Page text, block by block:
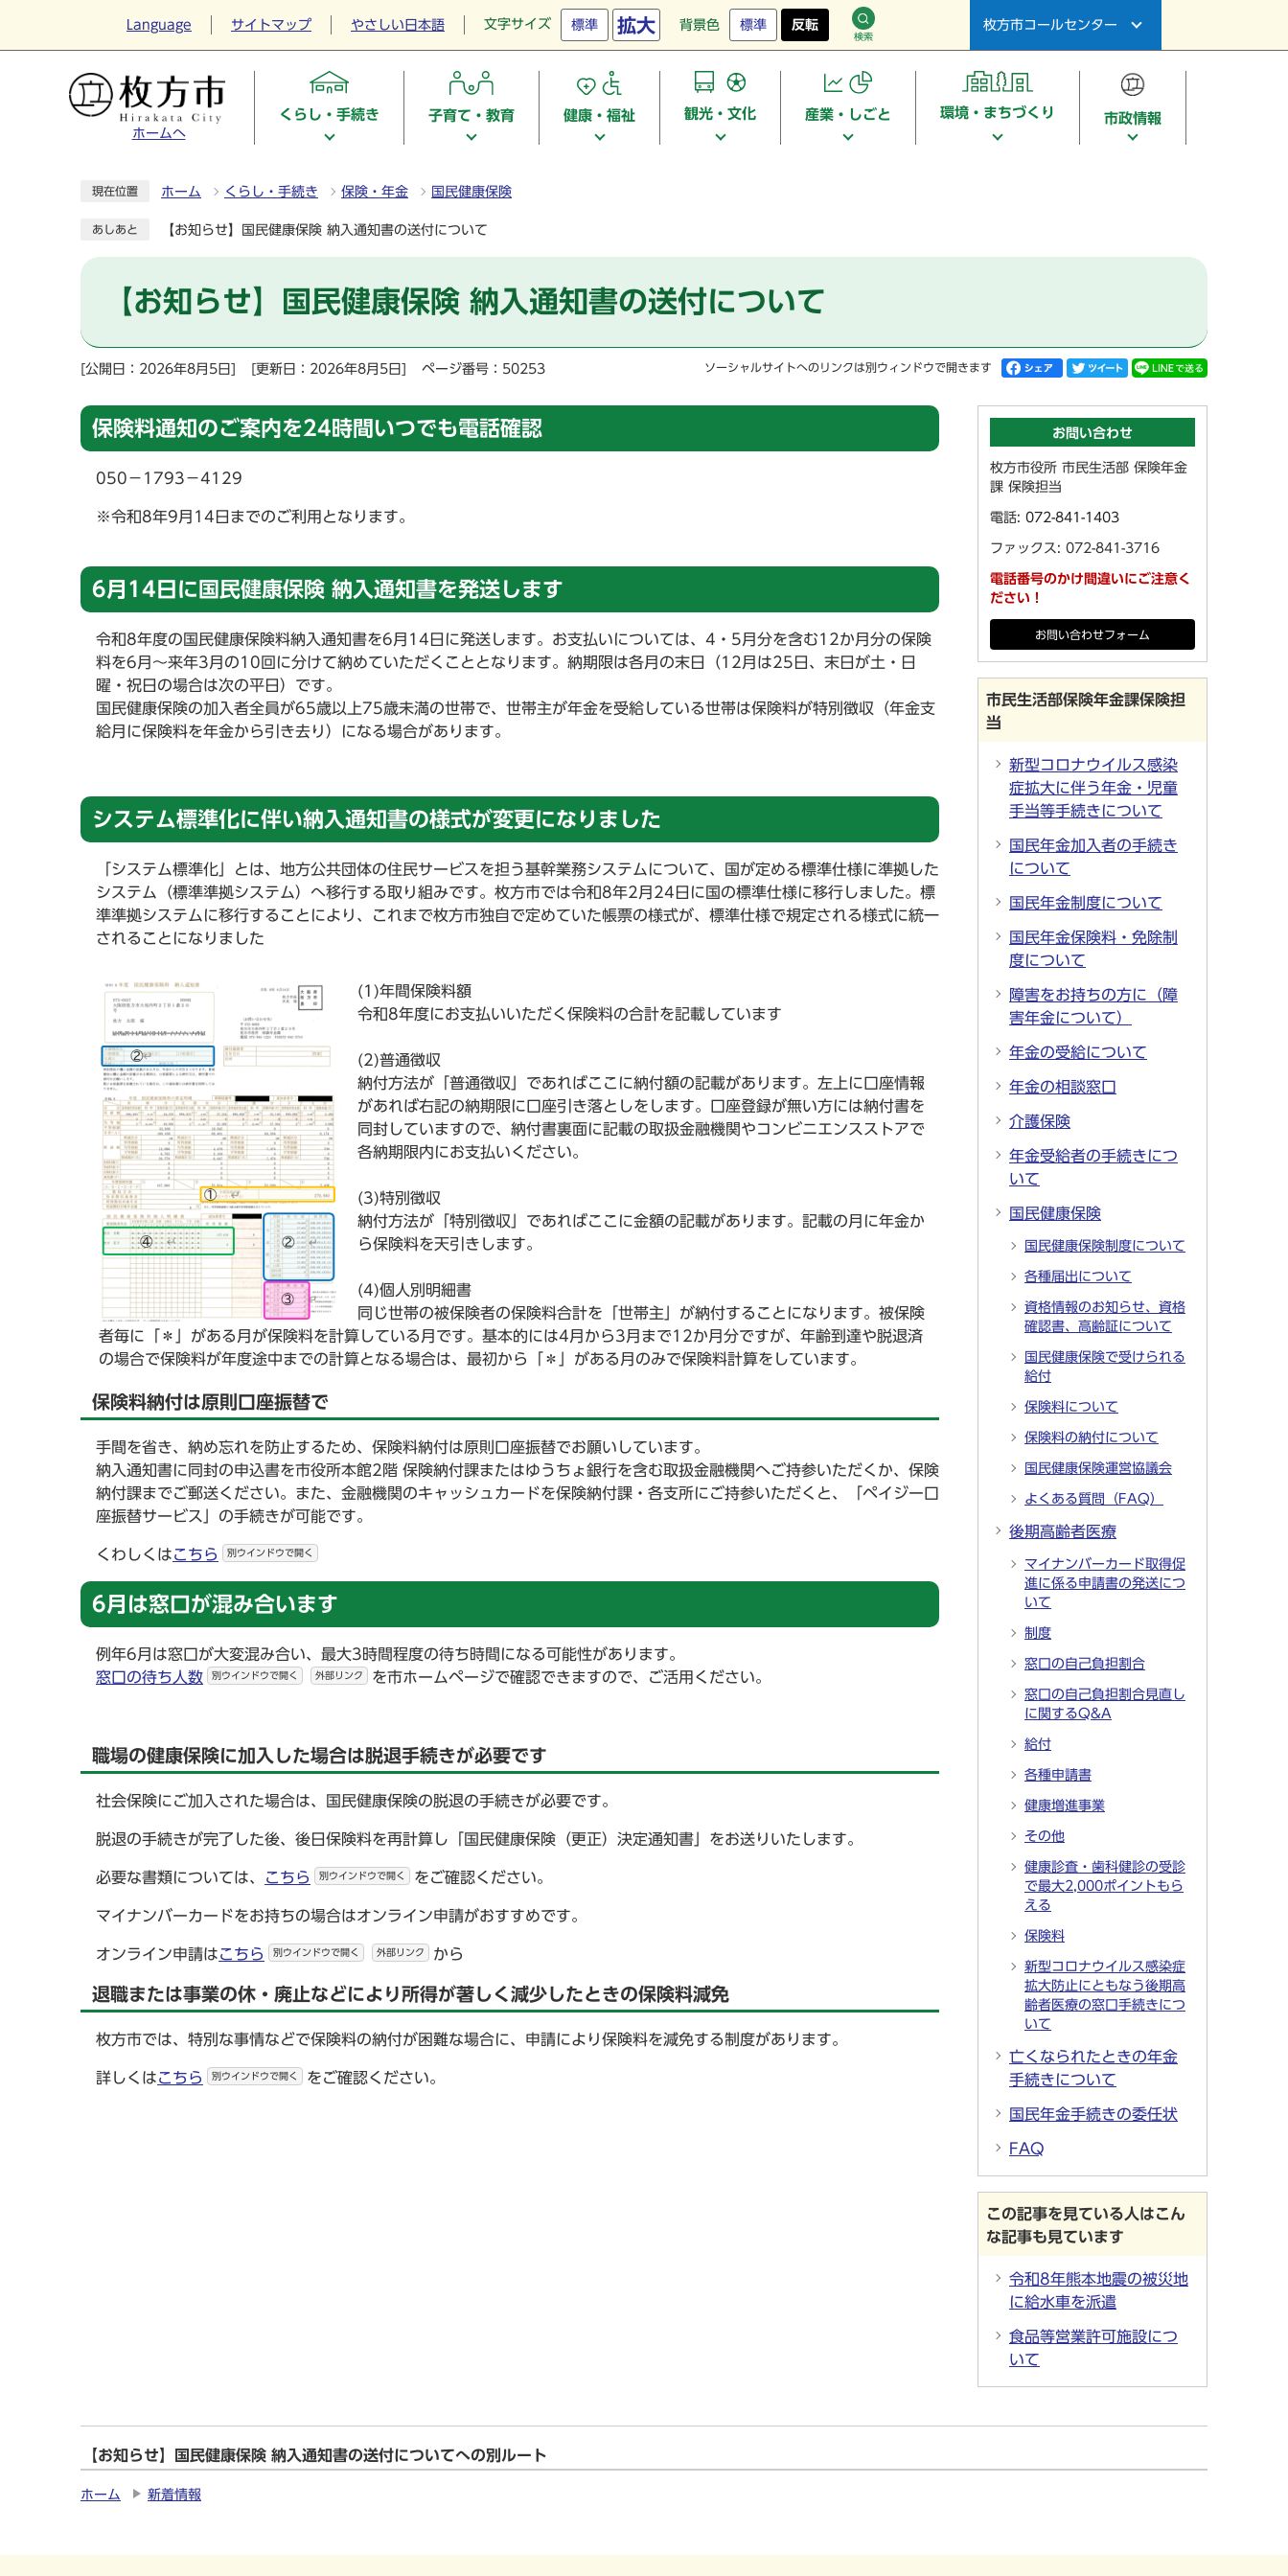
Language サイトマップ やさしい日本語 文字サイズ 標準 拡大 背景色 標準 反転
検索
枚方市コールセンター
ホームへ
くらし・手続き 子育て・教育 健康・福祉 観光・文化 産業・しごと 環境・まちづくり 市政情報
現在位置 ホーム くらし・手続き 保険・年金 国民健康保険
あしあと 【お知らせ】国民健康保険 納入通知書の送付について
【お知らせ】国民健康保険 納入通知書の送付について
[公開日：2026年8月5日] [更新日：2026年8月5日] ページ番号：50253 ソーシャルサイトへのリンクは別ウィンドウで開きます
保険料通知のご案内を24時間いつでも電話確認
050－1793－4129
※令和8年9月14日までのご利用となります。
6月14日に国民健康保険 納入通知書を発送します
令和8年度の国民健康保険料納入通知書を6月14日に発送します。お支払いについては、4・5月分を含む12か月分の保険
料を6月～来年3月の10回に分けて納めていただくこととなります。納期限は各月の末日（12月は25日、末日が土・日
曜・祝日の場合は次の平日）です。
国民健康保険の加入者全員が65歳以上75歳未満の世帯で、世帯主が年金を受給している世帯は保険料が特別徴収（年金支
給月に保険料を年金から引き去り）になる場合があります。
システム標準化に伴い納入通知書の様式が変更になりました
「システム標準化」とは、地方公共団体の住民サービスを担う基幹業務システムについて、国が定める標準仕様に準拠した
システム（標準準拠システム）へ移行する取り組みです。枚方市では令和8年2月24日に国の標準仕様に移行しました。標
準準拠システムに移行することにより、これまで枚方市独自で定めていた帳票の様式が、標準仕様で規定される様式に統一
されることになりました
(1)年間保険料額
令和8年度にお支払いいただく保険料の合計を記載しています
(2)普通徴収
納付方法が「普通徴収」であればここに納付額の記載があります。左上に口座情報
があれば右記の納期限に口座引き落としをします。口座登録が無い方には納付書を
同封していますので、納付書裏面に記載の取扱金融機関やコンビニエンスストアで
各納期限内にお支払いください。
(3)特別徴収
納付方法が「特別徴収」であればここに金額の記載があります。記載の月に年金か
ら保険料を天引きします。
(4)個人別明細書
同じ世帯の被保険者の保険料合計を「世帯主」が納付することになります。被保険
者毎に「＊」がある月が保険料を計算している月です。基本的には4月から3月まで12か月分ですが、年齢到達や脱退済
の場合で保険料が年度途中までの計算となる場合は、最初から「＊」がある月のみで保険料計算をしています。
保険料納付は原則口座振替で
手間を省き、納め忘れを防止するため、保険料納付は原則口座振替でお願いしています。
納入通知書に同封の申込書を市役所本館2階 保険納付課またはゆうちょ銀行を含む取扱金融機関へご持参いただくか、保険
納付課までご郵送ください。また、金融機関のキャッシュカードを保険納付課・各支所にご持参いただくと、「ペイジー口
座振替サービス」の手続きが可能です。
くわしくはこちら 別ウインドウで開く
6月は窓口が混み合います
例年6月は窓口が大変混み合い、最大3時間程度の待ち時間になる可能性があります。
窓口の待ち人数
別ウインドウで開く 外部リンク を市ホームページで確認できますので、ご活用ください。
職場の健康保険に加入した場合は脱退手続きが必要です
社会保険にご加入された場合は、国民健康保険の脱退の手続きが必要です。
脱退の手続きが完了した後、後日保険料を再計算し「国民健康保険（更正）決定通知書」をお送りいたします。
必要な書類については、 こちら 別ウインドウで開く をご確認ください。
マイナンバーカードをお持ちの場合はオンライン申請がおすすめです。
オンライン申請はこちら 別ウインドウで開く 外部リンク から
退職または事業の休・廃止などにより所得が著しく減少したときの保険料減免
枚方市では、特別な事情などで保険料の納付が困難な場合に、申請により保険料を減免する制度があります。
詳しくはこちら 別ウインドウで開く をご確認ください。
お問い合わせ
枚方市役所 市民生活部 保険年金
課 保険担当
電話: 072-841-1403
ファックス: 072-841-3716
電話番号のかけ間違いにご注意く
ださい！
お問い合わせフォーム
市民生活部保険年金課保険担
当
新型コロナウイルス感染
症拡大に伴う年金・児童
手当等手続きについて
国民年金加入者の手続き
について
国民年金制度について
国民年金保険料・免除制
度について
障害をお持ちの方に（障
害年金について）
年金の受給について
年金の相談窓口
介護保険
年金受給者の手続きにつ
いて
国民健康保険
国民健康保険制度について
各種届出について
資格情報のお知らせ、資格
確認書、高齢証について
国民健康保険で受けられる
給付
保険料について
保険料の納付について
国民健康保険運営協議会
よくある質問（FAQ）
後期高齢者医療
マイナンバーカード取得促
進に係る申請書の発送につ
いて
制度
窓口の自己負担割合
窓口の自己負担割合見直し
に関するQ&A
給付
各種申請書
健康増進事業
その他
健康診査・歯科健診の受診
で最大2,000ポイントもら
える
保険料
新型コロナウイルス感染症
拡大防止にともなう後期高
齢者医療の窓口手続きにつ
いて
亡くなられたときの年金
手続きについて
国民年金手続きの委任状
FAQ
この記事を見ている人はこん
な記事も見ています
令和8年熊本地震の被災地
に給水車を派遣
食品等営業許可施設につ
いて
【お知らせ】国民健康保険 納入通知書の送付についてへの別ルート
ホーム 新着情報